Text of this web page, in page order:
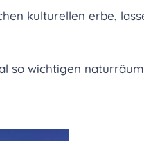
kulturellen erbe,
so wichtigen